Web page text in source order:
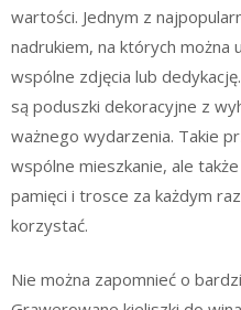
wartości. Jednym z
nadrukiem, na których można
wspólne zdjęcia lub
są poduszki dekoracyjne z
ważnego wydarzenia. Takie
wspólne mieszkanie, ale
pamięci i trosce za każdym
korzystać.
Nie można zapomnieć o